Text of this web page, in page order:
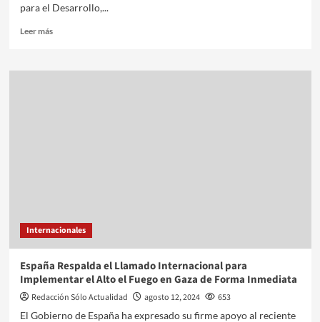
para el Desarrollo,...
Leer más
Internacionales
España Respalda el Llamado Internacional para
Implementar el Alto el Fuego en Gaza de Forma Inmediata
Redacción Sólo Actualidad agosto 12, 2024
653
El Gobierno de España ha expresado su firme apoyo al reciente